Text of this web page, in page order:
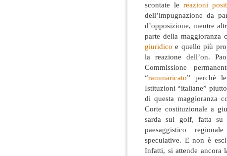
scontate le reazioni
dell’impugnazione da
d’opposizione, mentre
parte della
giuridico e quello più
la reazione dell’on.
Commissione
“rammaricato” perché
Istituzioni “italiane”
di questa maggioranza
Corte costituzionale a
sarda sul golf, fatta su
paesaggistico
speculative. E non è
Infatti, si attende ancora